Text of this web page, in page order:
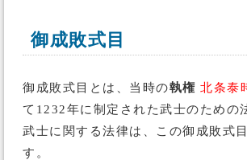
御成敗式目
御成敗式目とは、当時の執権 北条泰
て1232年に制定された武士のための
武士に関する法律は、この御成敗式
す。